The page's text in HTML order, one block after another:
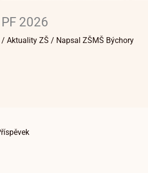
PF 2026
/ Aktuality ZŠ / Napsal ZŠMŠ Býchory